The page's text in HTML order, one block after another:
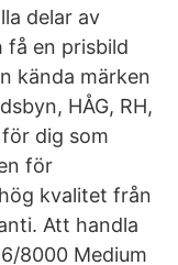
delar av
få en prisbild
kända märken
HÅG, RH,
dig som
för
kvalitet från
Att handla
8000 Medium